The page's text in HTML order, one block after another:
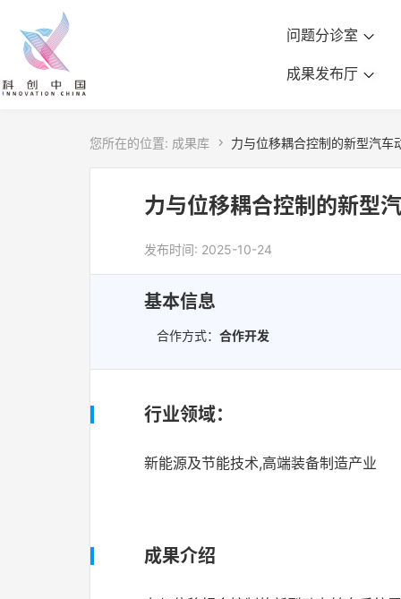
问题分诊室
成果发布厅
您所在的位置: 成果库  力与位移耦合控制的新型汽车
力与位移耦合控制的新型
发布时间: 2025-10-24
基本信息
合作方式： 合作开发
行业领域：
新能源及节能技术,高端装备制造产业
成果介绍